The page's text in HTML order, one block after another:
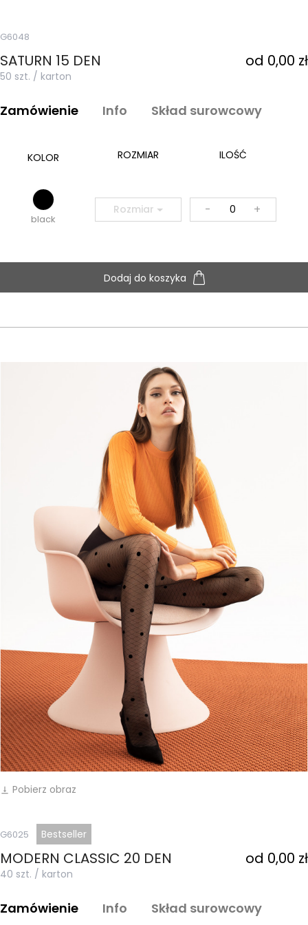
G6048
SATURN 15 DEN od 0,00 zł
50 szt. / karton
Zamówienie Info Skład surowcowy
KOLOR ROZMIAR ILOŚĆ
black
Rozmiar - +
Dodaj do koszyka
vertical_align_bottom Pobierz obraz
G6025 Bestseller
MODERN CLASSIC 20 DEN od 0,00 zł
40 szt. / karton
Zamówienie Info Skład surowcowy